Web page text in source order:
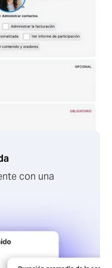
con una